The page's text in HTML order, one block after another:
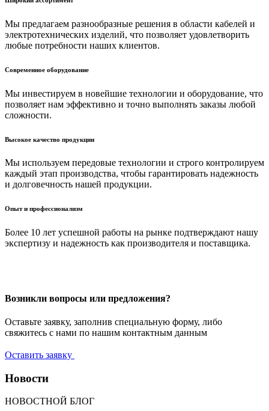
Мы предлагаем разнообразные решения в области кабелей и
электротехнических изделий, что позволяет удовлетворить
любые потребности наших клиентов.
Современное оборудование
Мы инвестируем в новейшие технологии и оборудование, что
позволяет нам эффективно и точно выполнять заказы любой
сложности.
Высокое качество продукции
Мы используем передовые технологии и строго контролируем
каждый этап производства, чтобы гарантировать надежность
и долговечность нашей продукции.
Опыт и профессионализм
Более 10 лет успешной работы на рынке подтверждают нашу
экспертизу и надежность как производителя и поставщика.
Возникли вопросы или предложения?
Оставьте заявку, заполнив специальную форму, либо
свяжитесь с нами по нашим контактным данным
Оставить заявку
Новости
НОВОСТНОЙ БЛОГ